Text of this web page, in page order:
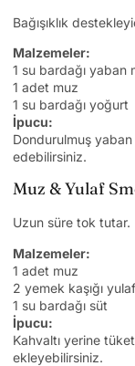
Bağışıklık
Malzemeler:
1 su bardağı yaban
1 adet muz
1 su bardağı yoğurt
İpucu:
Dondurulmuş
edebilirsiniz.
Muz & Yulaf
Uzun süre tok tutar.
Malzemeler:
1 adet muz
2 yemek kaşığı yulaf
1 su bardağı süt
İpucu:
Kahvaltı yerine
ekleyebilirsiniz.